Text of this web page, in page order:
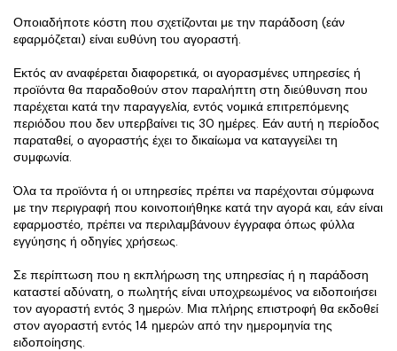
Οποιαδήποτε κόστη που σχετίζονται με την παράδοση (εάν
εφαρμόζεται) είναι ευθύνη του αγοραστή.
Εκτός αν αναφέρεται διαφορετικά, οι αγορασμένες υπηρεσίες ή
προϊόντα θα παραδοθούν στον παραλήπτη στη διεύθυνση που
παρέχεται κατά την παραγγελία, εντός νομικά επιτρεπόμενης
περιόδου που δεν υπερβαίνει τις 30 ημέρες. Εάν αυτή η περίοδος
παραταθεί, ο αγοραστής έχει το δικαίωμα να καταγγείλει τη
συμφωνία.
Όλα τα προϊόντα ή οι υπηρεσίες πρέπει να παρέχονται σύμφωνα
με την περιγραφή που κοινοποιήθηκε κατά την αγορά και, εάν είναι
εφαρμοστέο, πρέπει να περιλαμβάνουν έγγραφα όπως φύλλα
εγγύησης ή οδηγίες χρήσεως.
Σε περίπτωση που η εκπλήρωση της υπηρεσίας ή η παράδοση
καταστεί αδύνατη, ο πωλητής είναι υποχρεωμένος να ειδοποιήσει
τον αγοραστή εντός 3 ημερών. Μια πλήρης επιστροφή θα εκδοθεί
στον αγοραστή εντός 14 ημερών από την ημερομηνία της
ειδοποίησης.